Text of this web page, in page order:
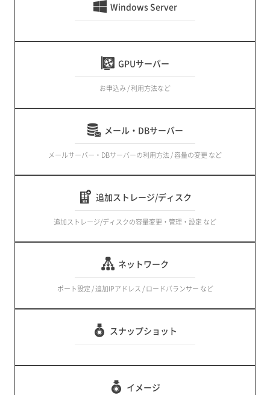
Windows Server
GPUサーバー
お申込み / 利用方法など
メール・DBサーバー
メールサーバー・DBサーバーの利用方法 / 容量の変更 など
追加ストレージ/ディスク
追加ストレージ/ディスクの容量変更・管理・設定 など
ネットワーク
ポート設定 / 追加IPアドレス / ロードバランサー など
スナップショット
イメージ